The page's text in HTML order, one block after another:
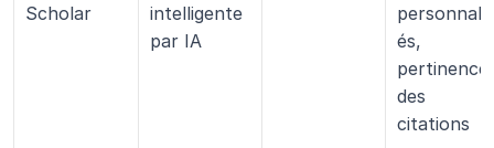
Scholar
intelligente
par IA
personnalis
és,
pertinence
des
citations